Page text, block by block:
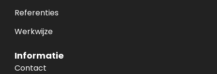
Referenties
Werkwijze
Informatie
Contact